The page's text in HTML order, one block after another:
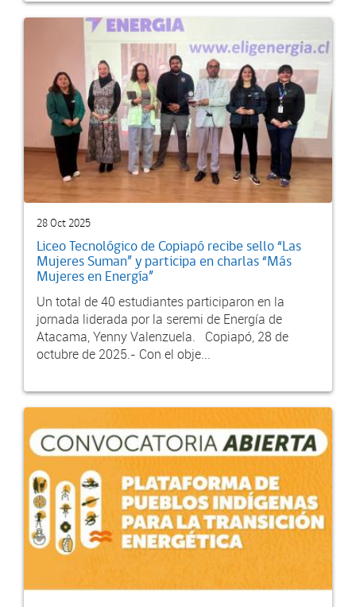
28 Oct 2025
Liceo Tecnológico de Copiapó recibe sello “Las
Mujeres Suman” y participa en charlas “Más
Mujeres en Energía”
Un total de 40 estudiantes participaron en la
jornada liderada por la seremi de Energía de
Atacama, Yenny Valenzuela. Copiapó, 28 de
octubre de 2025.- Con el obje...